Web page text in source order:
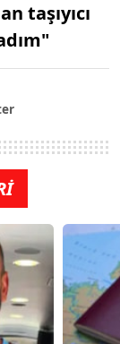
taşıyıcı